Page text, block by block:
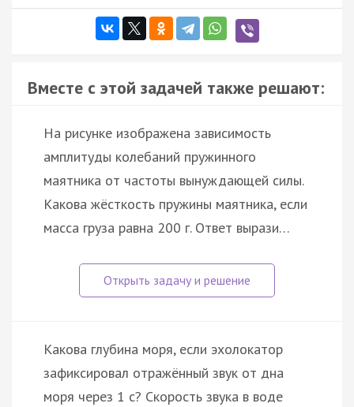
Вместе с этой задачей также решают:
На рисунке изображена зависимость
амплитуды колебаний пружинного
маятника от частоты вынуждающей силы.
Какова жёсткость пружины маятника, если
масса груза равна 200 г. Ответ вырази…
Какова глубина моря, если эхолокатор
зафиксировал отражённый звук от дна
моря через 1 с? Скорость звука в воде